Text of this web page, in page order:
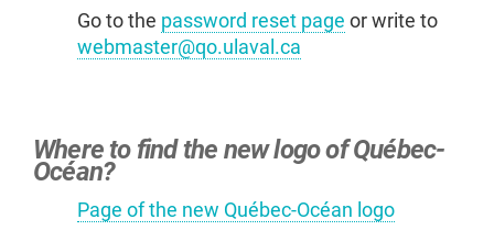
Go to the password reset page or write to
webmaster@qo.ulaval.ca
Where to find the new logo of Québec-
Océan?
Page of the new Québec-Océan logo